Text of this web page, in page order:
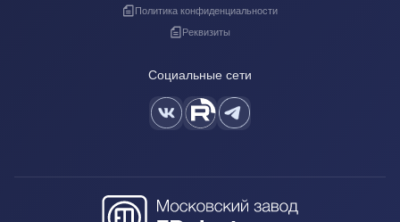
Политика конфиденциальности
Реквизиты
Социальные сети